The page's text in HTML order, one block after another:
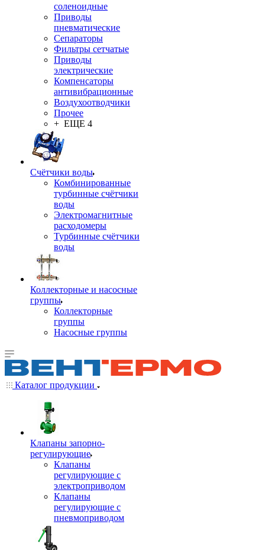
соленоидные
Приводы
пневматические
Сепараторы
Фильтры сетчатые
Приводы
электрические
Компенсаторы
антивибрационные
Воздухоотводчики
Прочее
+ ЕЩЕ 4
Счётчики воды
Комбинированные
турбинные счётчики
воды
Электромагнитные
расходомеры
Турбинные счётчики
воды
Коллекторные и насосные
группы
Коллекторные
группы
Насосные группы
Каталог продукции
Клапаны запорно-
регулирующие
Клапаны
регулирующие с
электроприводом
Клапаны
регулирующие с
пневмоприводом